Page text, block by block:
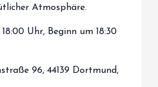
Atmosphäre.
Uhr, Beginn um 18:30
96, 44139 Dortmund,